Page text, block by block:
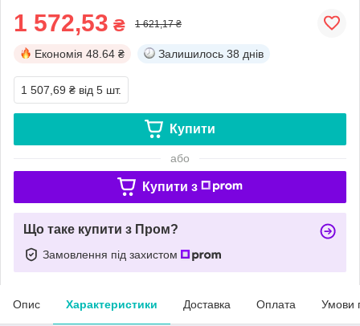
1 572,53 ₴ 1 621,17 ₴
Економія 48.64 ₴ Залишилось 38 днів
1 507,69 ₴ від 5 шт.
Купити
або
Купити з
Що таке купити з Пром?
Замовлення під захистом
Опис Характеристики Доставка Оплата Умови